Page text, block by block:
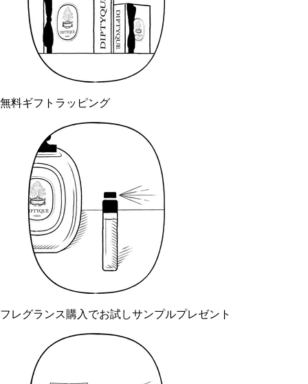
無料ギフトラッピング
フレグランス購入でお試しサンプルプレゼント